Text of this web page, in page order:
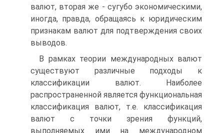
валют, вторая же - сугубо экономическими,
иногда, правда, обращаясь к юридическим
признакам валют для подтверждения своих
выводов.
В рамках теории международных валют
существуют различные подходы к
классификации валют. Наиболее
распространенной является функциональная
классификация валют, т.е. классификация
валют с точки зрения функций,
выполняемых ими на международном